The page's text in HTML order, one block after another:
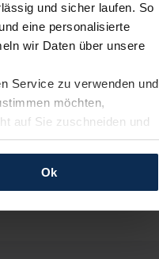
und sicher laufen. So
eine personalisierte
wir Daten über unsere
Service zu verwenden und
möchten,
auf Sie zuschneiden und
jederzeit anpassen
Ok